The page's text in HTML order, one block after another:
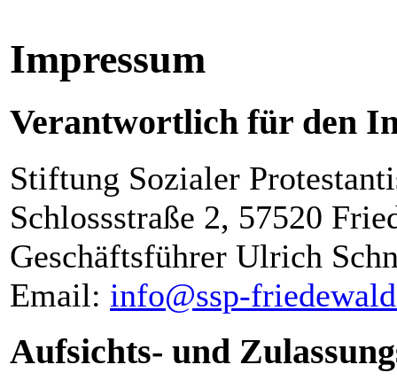
Impressum
Verantwortlich für den
Stiftung Sozialer
Schlossstraße 2, 57520
Geschäftsführer Ulrich
Email: info@ssp-
Aufsichts- und